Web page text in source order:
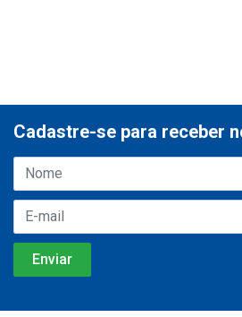
Cadastre-se para receber